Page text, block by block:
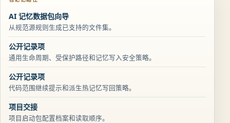
AI 记忆数据包向导
从规范源规则生成已支持的文件集。
公开记录项
通用生命周期、受保护路径和记忆写入安全策略。
公开记录项
代码范围继续提示和派生热记忆写回策略。
项目交接
项目启动包配置档案和读取顺序。